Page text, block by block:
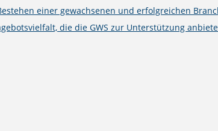
einer gewachsenen und erfolgreichen
die die GWS zur Unterstützung